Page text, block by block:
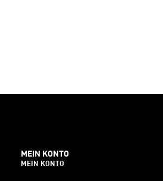
MEIN KONTO
MEIN KONTO